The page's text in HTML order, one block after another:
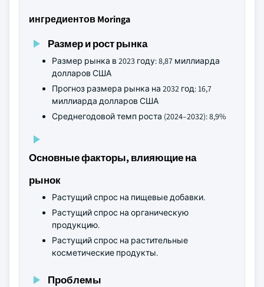
ингредиентов Moringa
Размер и рост рынка
Размер рынка в 2023 году: 8,87 миллиарда
долларов США
Прогноз размера рынка на 2032 год: 16,7
миллиарда долларов США
Среднегодовой темп роста (2024–2032): 8,9%
Основные факторы, влияющие на
рынок
Растущий спрос на пищевые добавки.
Растущий спрос на органическую
продукцию.
Растущий спрос на растительные
косметические продукты.
Проблемы